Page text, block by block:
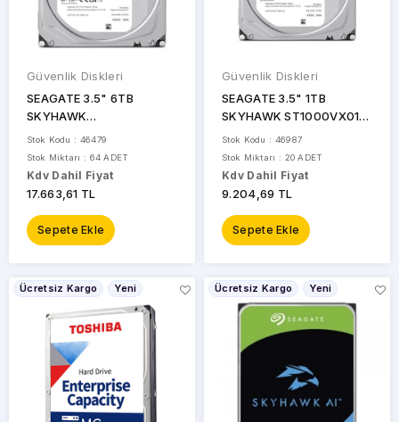
Güvenlik Diskleri
SEAGATE 3.5" 6TB
SKYHAWK
ST6000VX009 5400
RPM 256MB SATA-3
Güvenlik Diski
Stok Kodu : 46479
Stok Miktarı : 64 ADET
Kdv Dahil Fiyat
17.663,61 TL
Sepete Ekle
Güvenlik Diskleri
SEAGATE 3.5" 1TB
SKYHAWK ST1000VX013
5400 RPM 256MB SATA-3
Güvenlik Diski Distribütör
Stok Kodu : 46987
Stok Miktarı : 20 ADET
Kdv Dahil Fiyat
9.204,69 TL
Sepete Ekle
Ücretsiz Kargo Yeni Ücretsiz Kargo Yeni